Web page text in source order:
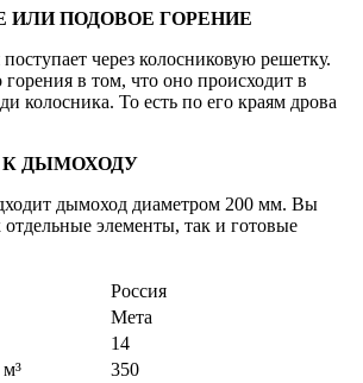
ИЛИ ПОДОВОЕ ГОРЕНИЕ
через колосниковую решетку.
горения в том, что оно происходит в
колосника. То есть по его краям дрова
ДЫМОХОДУ
дымоход диаметром 200 мм. Вы
отдельные элементы, так и готовые
Россия
Мета
14
350